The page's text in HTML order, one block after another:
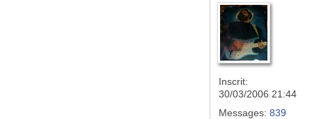
Inscrit:
30/03/2006 21:44
Messages: 839